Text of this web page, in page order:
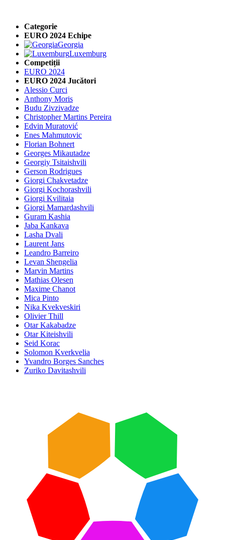
Categorie
EURO 2024 Echipe
Georgia
Luxemburg
Competiții
EURO 2024
EURO 2024 Jucători
Alessio Curci
Anthony Moris
Budu Zivzivadze
Christopher Martins Pereira
Edvin Muratović
Enes Mahmutovic
Florian Bohnert
Georges Mikautadze
Georgiy Tsitaishvili
Gerson Rodrigues
Giorgi Chakvetadze
Giorgi Kochorashvili
Giorgi Kvilitaia
Giorgi Mamardashvili
Guram Kashia
Jaba Kankava
Lasha Dvali
Laurent Jans
Leandro Barreiro
Levan Shengelia
Marvin Martins
Mathias Olesen
Maxime Chanot
Mica Pinto
Nika Kvekveskiri
Olivier Thill
Otar Kakabadze
Otar Kiteishvili
Seid Korac
Solomon Kverkvelia
Yvandro Borges Sanches
Zuriko Davitashvili